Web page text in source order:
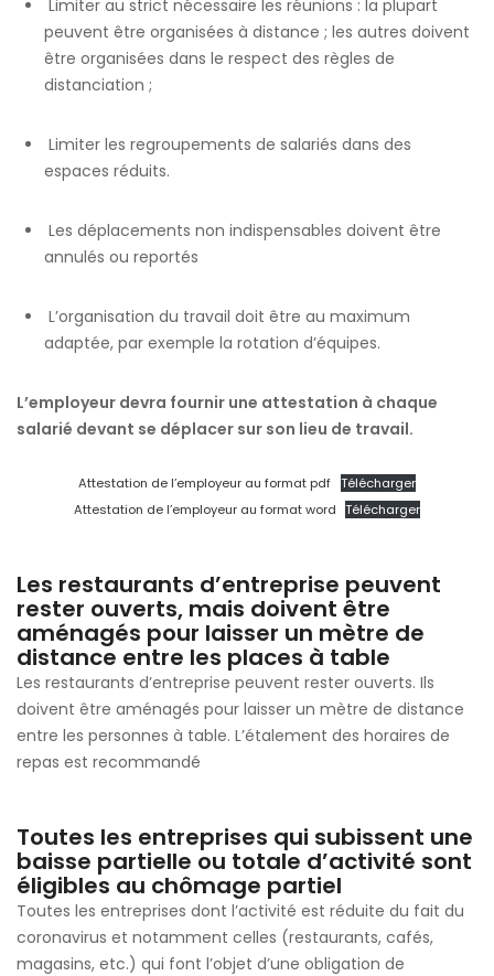
Limiter au strict nécessaire les réunions : la plupart
peuvent être organisées à distance ; les autres doivent
être organisées dans le respect des règles de
distanciation ;
Limiter les regroupements de salariés dans des
espaces réduits.
Les déplacements non indispensables doivent être
annulés ou reportés
L’organisation du travail doit être au maximum
adaptée, par exemple la rotation d’équipes.
L’employeur devra fournir une attestation à chaque
salarié devant se déplacer sur son lieu de travail.
Attestation de l’employeur au format pdf Télécharger
Attestation de l’employeur au format word Télécharger
Les restaurants d’entreprise peuvent
rester ouverts, mais doivent être
aménagés pour laisser un mètre de
distance entre les places à table
Les restaurants d’entreprise peuvent rester ouverts. Ils
doivent être aménagés pour laisser un mètre de distance
entre les personnes à table. L’étalement des horaires de
repas est recommandé
Toutes les entreprises qui subissent une
baisse partielle ou totale d’activité sont
éligibles au chômage partiel
Toutes les entreprises dont l’activité est réduite du fait du
coronavirus et notamment celles (restaurants, cafés,
magasins, etc.) qui font l’objet d’une obligation de